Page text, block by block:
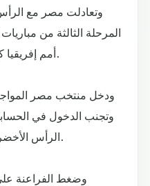
المرحلة الثالثة من
أمم إفريقيا كوت ديفوار 2023 توتال إنيرجيز.
ودخل منتخب مصر
وتجنب الدخول في
الرأس الأخضر كان قد ضمن الصدارة مسبقاً.
وضغط الفراعنة